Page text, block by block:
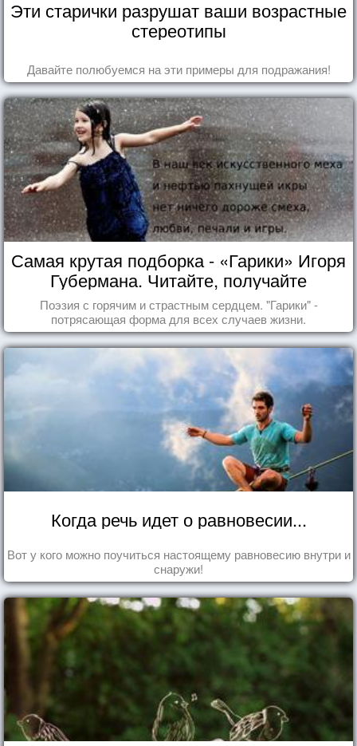
Эти старички разрушат ваши возрастные
стереотипы
Давайте полюбуемся на эти примеры для подражания!
Самая крутая подборка - «Гарики» Игоря
Губермана. Читайте, получайте
удовольствие!
Поэзия с горячим и страстным сердцем. "Гарики" -
потрясающая форма для всех случаев жизни.
Когда речь идет о равновесии...
Вот у кого можно поучиться настоящему равновесию внутри и
снаружи!